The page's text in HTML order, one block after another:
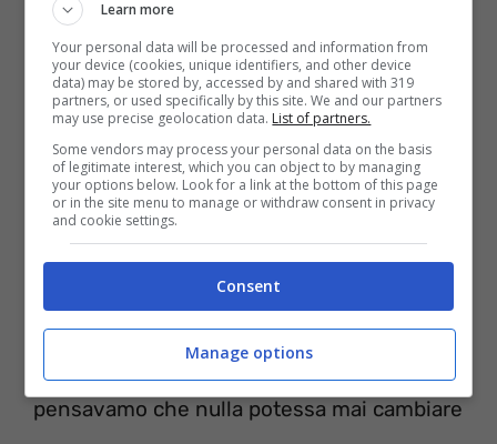
noi guardavamo Rocky e ci picchiavamo per
chi doveva esser Rocky
prima di mettere i guantoni
pranzo a casa dei nonni la domenica
quando l’hai scoperto l’amore non si
dimentica
le ferie giù in Sicilia d’estate
al paese dove zia fa ancora il pane
sorridevamo quando ancora sapevamo
pensavamo che nulla potessa mai cambiare
Learn more
Your personal data will be processed and information from
your device (cookies, unique identifiers, and other device
data) may be stored by, accessed by and shared with 319
partners, or used specifically by this site. We and our partners
may use precise geolocation data. List of partners.
Some vendors may process your personal data on the basis
of legitimate interest, which you can object to by managing
your options below. Look for a link at the bottom of this page
or in the site menu to manage or withdraw consent in privacy
and cookie settings.
Consent
Manage options